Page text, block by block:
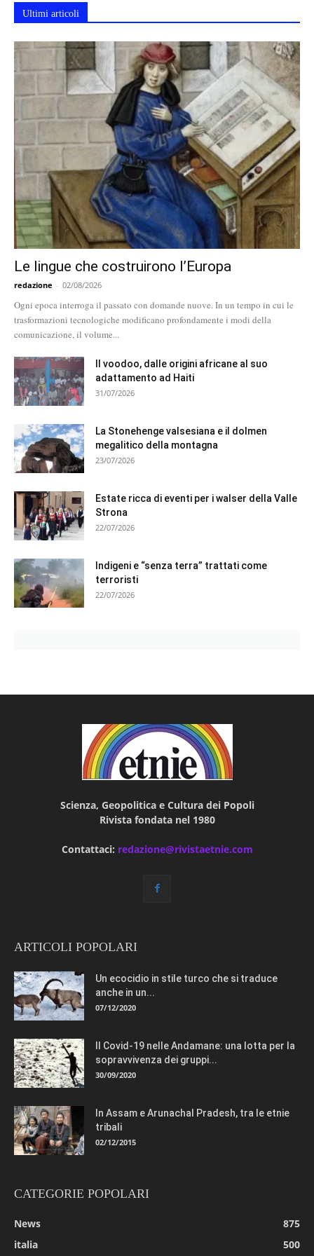
Ultimi articoli
Le lingue che costruirono l’Europa
redazione - 02/08/2026
Ogni epoca interroga il passato con domande nuove. In un tempo in cui le
trasformazioni tecnologiche modificano profondamente i modi della
comunicazione, il volume...
Il voodoo, dalle origini africane al suo
adattamento ad Haiti
31/07/2026
La Stonehenge valsesiana e il dolmen
megalitico della montagna
23/07/2026
Estate ricca di eventi per i walser della Valle
Strona
22/07/2026
Indigeni e “senza terra” trattati come
terroristi
22/07/2026
Scienza, Geopolitica e Cultura dei Popoli
Rivista fondata nel 1980
Contattaci: redazione@rivistaetnie.com
ARTICOLI POPOLARI
Un ecocidio in stile turco che si traduce
anche in un...
07/12/2020
Il Covid-19 nelle Andamane: una lotta per la
sopravvivenza dei gruppi...
30/09/2020
In Assam e Arunachal Pradesh, tra le etnie
tribali
02/12/2015
CATEGORIE POPOLARI
News
875
italia
500